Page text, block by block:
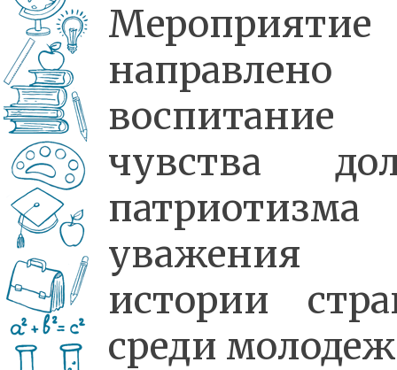
Мероприятие
направлено
воспитание
чувства
истории
среди